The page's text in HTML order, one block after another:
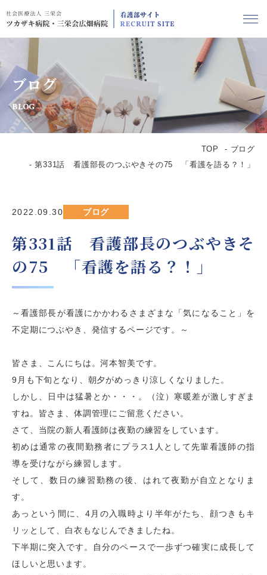
ブログ
BLOG
TOP
ブログ
第331話 看護部長のつぶやきその75 「看護を語る？！」
2022.09.30 ブログ
第331話 看護部長のつぶやきそ
の75 「看護を語る？！」
～看護部長が看護にかかわるさまざまな「気になること」を
不定期につぶやき、発信するページです。～
皆さま、こんにちは。河本智美です。
9月も下旬となり、朝夕がめっきり涼しくなりました。
しかし、日中は猛暑とか・・・。（泣）寒暖差が激しすぎま
すね。皆さま、体調管理にご留意ください。
さて、当院の新人看護師は夜勤の練習をしています。
初めは通常の夜間勤務者にプラス1人として先輩看護師の指
導を受けながら練習します。
そして、数日の練習勤務の後、はれて夜勤が自立となりま
す。
あっという間に、4月の入職時より半年がたち、顔つきもキ
リッとして、白衣もなじんできましたね。
下半期に突入です。自分のペースで一歩ずつ確実に成長して
ほしいと思います。